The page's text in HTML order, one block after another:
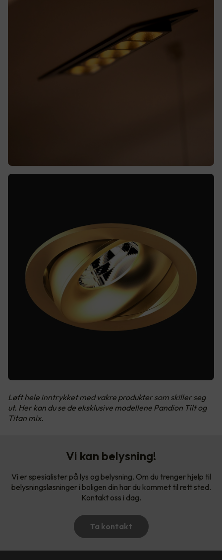
Løft hele inntrykket med vakre produkter som skiller seg
ut. Her kan du se de eksklusive modellene Pandion Tilt og
Titan mix.
Vi kan belysning!
Vi er spesialister på lys og belysning. Om du trenger hjelp til
belysningsløsninger i boligen din har du kommet til rett sted.
Kontakt oss i dag.
Ta kontakt